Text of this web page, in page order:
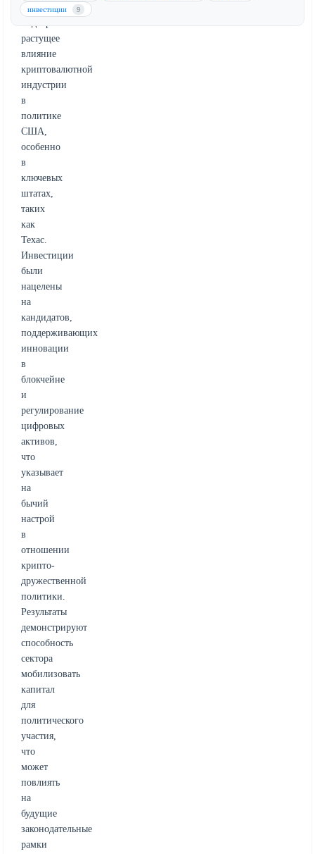
расходы
растущее
влияние
криптовалютной
индустрии
в
политике
США,
особенно
в
ключевых
штатах,
таких
как
Техас.
Инвестиции
были
нацелены
на
кандидатов,
поддерживающих
инновации
в
блокчейне
и
регулирование
цифровых
активов,
что
указывает
на
бычий
настрой
в
отношении
крипто-
дружественной
политики.
Результаты
демонстрируют
способность
сектора
мобилизовать
капитал
для
политического
участия,
что
может
повлиять
на
будущие
законодательные
рамки
инвестиции 9